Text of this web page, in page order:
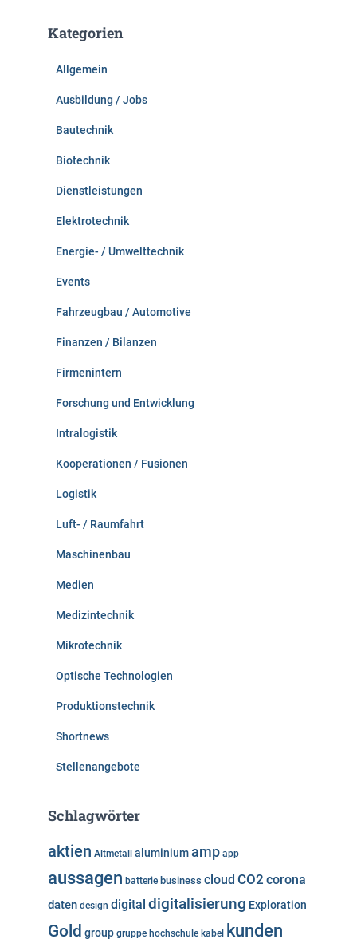
n
Kategorien
Allgemein
Ausbildung / Jobs
Bautechnik
Biotechnik
Dienstleistungen
Elektrotechnik
Energie- / Umwelttechnik
Events
Fahrzeugbau / Automotive
Finanzen / Bilanzen
Firmenintern
Forschung und Entwicklung
Intralogistik
Kooperationen / Fusionen
Logistik
Luft- / Raumfahrt
Maschinenbau
Medien
Medizintechnik
Mikrotechnik
Optische Technologien
Produktionstechnik
Shortnews
Stellenangebote
Schlagwörter
aktien Altmetall aluminiumamp app
aussagen batterie business cloud CO2 corona
daten design digital digitalisierung Exploration
Gold group gruppe hochschule kabel kunden